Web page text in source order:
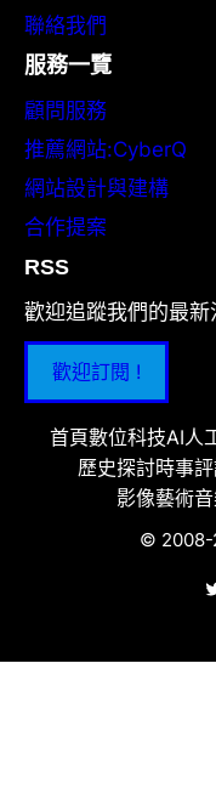
聯絡我們
服務一覽
顧問服務
推薦網站:CyberQ
網站設計與建構
合作提案
RSS
歡迎追蹤我們的最新
歡迎訂閱 !
首頁數位科技AI人
歷史探討時事
影像藝術
© 2008-
X